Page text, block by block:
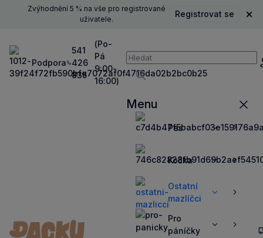
Zvýhodnění 5 % na vše pro registrované
uživatele.
Registrovat se
Podpora
541
426
835
(Po-
Pá
9:00-
16:00)
Vyhledávání
Vyhledávat
Menu
Pes
ZobrazitZobrazit
Kočka
ZobrazitZobrazit
Ostatní
mazlíčci
ZobrazitZobrazit
Pro
páníčky
ZobrazitZobrazit